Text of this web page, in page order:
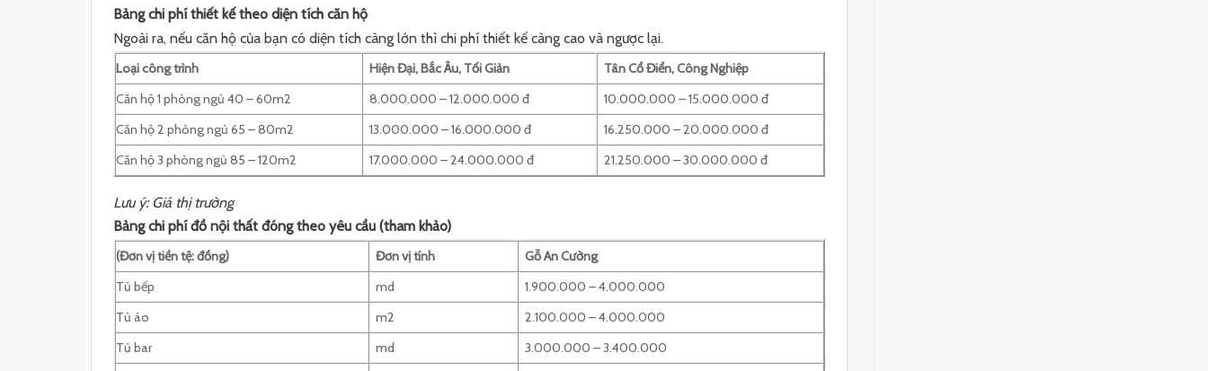
Bảng chi phí thiết kế theo diện tích căn hộ
Ngoài ra, nếu căn hộ của bạn có diện tích càng lớn thì chi phí thiết kế càng cao và ngược lại.
Loại công trình Hiện Đại, Bắc Âu, Tối Giản
Tân Cổ Điển, Công Nghiệp
Căn hộ 1 phòng ngủ 40 – 60m2
8.000.000 – 12.000.000 đ
10.000.000 – 15.000.000 đ
Căn hộ 2 phòng ngủ 65 – 80m2
13.000.000 – 16.000.000 đ
16.250.000 – 20.000.000 đ
Căn hộ 3 phòng ngủ 85 – 120m2
17.000.000 – 24.000.000 đ 21.250.000 – 30.000.000 đ
Lưu ý: Giá thị trường
Bảng chi phí đồ nội thất đóng theo yêu cầu (tham khảo)
(Đơn vị tiền tệ: đồng) Đơn vị tính
Gỗ An Cường
Tủ bếp
md
1.900.000 – 4.000.000
Tủ áo
m2
2.100.000 – 4.000.000
Tủ bar
md
3.000.000 – 3.400.000